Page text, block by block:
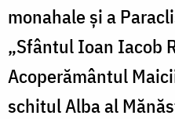
monahale și a
„Sfântul Ioan Iacob
Acoperământul
schitul Alba al